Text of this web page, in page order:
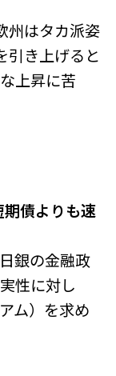
州はタカ派姿
引き上げると
上昇に苦
債よりも速
銀の金融政
性に対し
ム）を求め